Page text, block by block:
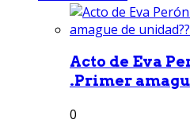
Acto de Eva
.Primer
0